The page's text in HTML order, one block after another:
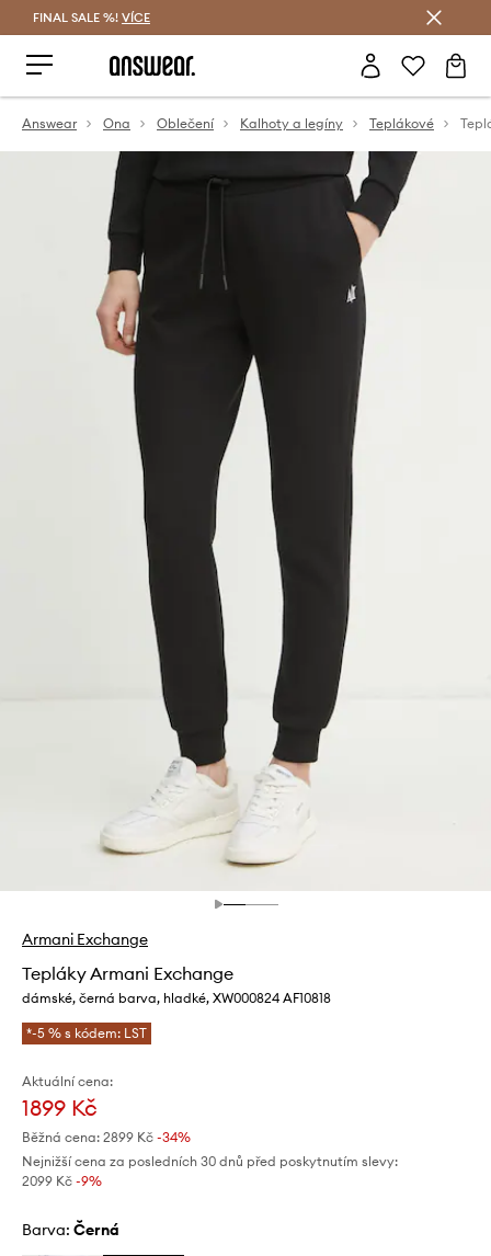
FINAL SALE %! VÍCE
Answear Ona Oblečení Kalhoty a legíny Teplákové
Armani Exchange
Tepláky Armani Exchange
dámské, černá barva, hladké, XW000824 AF10818
*-5 % s kódem: LST
Aktuální cena:
1899 Kč
Běžná cena: 2899 Kč -34%
Nejnižší cena za posledních 30 dnů před poskytnutím slevy:
2099 Kč -9%
Barva: černá